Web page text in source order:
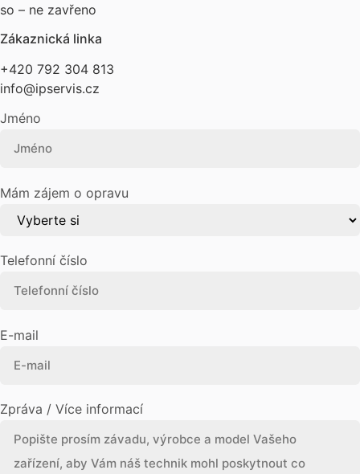
so – ne zavřeno
Zákaznická linka
+420 792 304 813
info@ipservis.cz
Jméno
Mám zájem o opravu
Telefonní číslo
E-mail
Zpráva / Více informací